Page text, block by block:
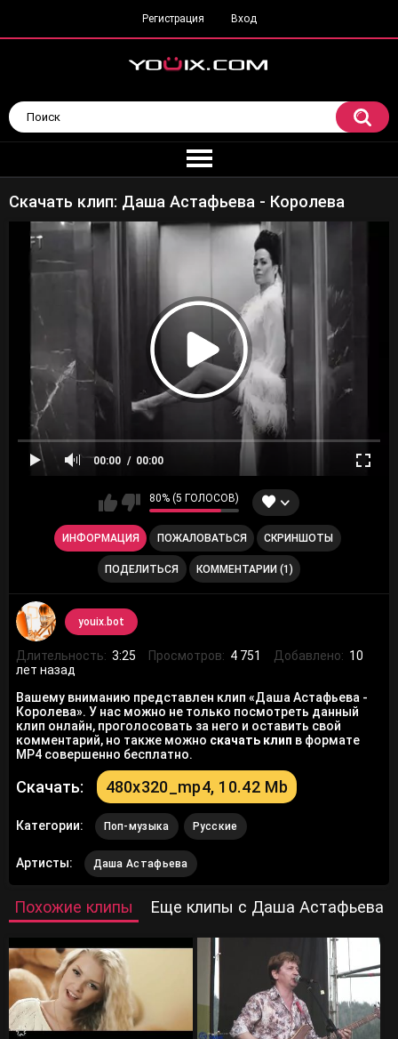
Регистрация Вход
Скачать клип: Даша Астафьева - Королева
00:00 00:00
80% (5 ГОЛОСОВ)
ИНФОРМАЦИЯ ПОЖАЛОВАТЬСЯ СКРИНШОТЫ
ПОДЕЛИТЬСЯ КОММЕНТАРИИ (1)
youix.bot
Длительность: 3:25 Просмотров: 4 751 Добавлено: 10
лет назад
Вашему вниманию представлен клип «Даша Астафьева -
Королева». У нас можно не только посмотреть данный
клип онлайн, проголосовать за него и оставить свой
комментарий, но также можно скачать клип в формате
MP4 совершенно бесплатно.
Скачать: 480x320_mp4, 10.42 Mb
Категории: Поп-музыка Русские
Артисты: Даша Астафьева
Похожие клипы Еще клипы с Даша Астафьева